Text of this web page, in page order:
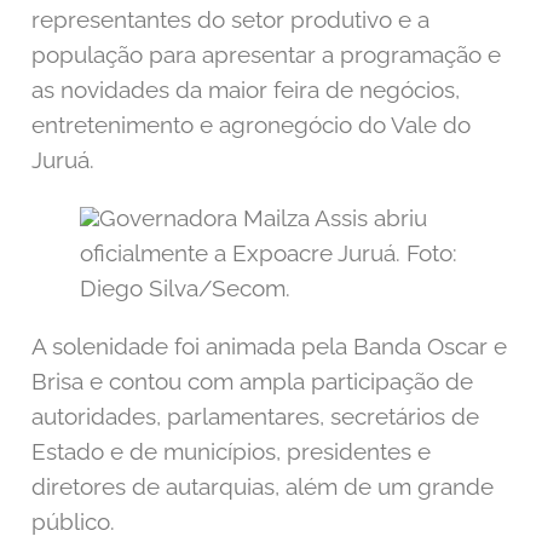
representantes do setor produtivo e a
população para apresentar a programação e
as novidades da maior feira de negócios,
entretenimento e agronegócio do Vale do
Juruá.
Governadora Mailza Assis abriu
oficialmente a Expoacre Juruá. Foto:
Diego Silva/Secom.
A solenidade foi animada pela Banda Oscar e
Brisa e contou com ampla participação de
autoridades, parlamentares, secretários de
Estado e de municípios, presidentes e
diretores de autarquias, além de um grande
público.